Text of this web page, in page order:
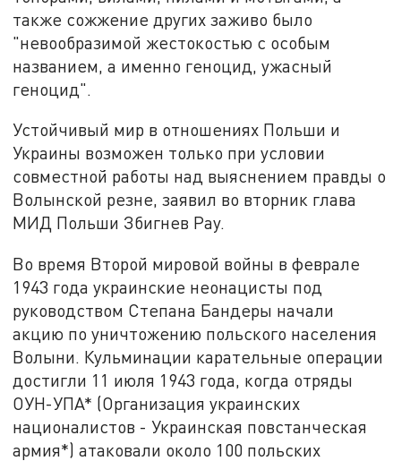
также сожжение других заживо было
"невообразимой жестокостью с особым
названием, а именно геноцид, ужасный
геноцид".
Устойчивый мир в отношениях Польши и
Украины возможен только при условии
совместной работы над выяснением правды о
Волынской резне, заявил во вторник глава
МИД Польши Збигнев Рау.
Во время Второй мировой войны в феврале
1943 года украинские неонацисты под
руководством Степана Бандеры начали
акцию по уничтожению польского населения
Волыни. Кульминации карательные операции
достигли 11 июля 1943 года, когда отряды
ОУН-УПА* (Организация украинских
националистов - Украинская повстанческая
армия*) атаковали около 100 польских